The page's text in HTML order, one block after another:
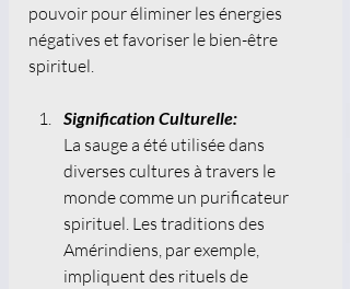
pouvoir pour éliminer les énergies
négatives et favoriser le bien-être
spirituel.
Signification Culturelle:
La sauge a été utilisée dans
diverses cultures à travers le
monde comme un purificateur
spirituel. Les traditions des
Amérindiens, par exemple,
impliquent des rituels de